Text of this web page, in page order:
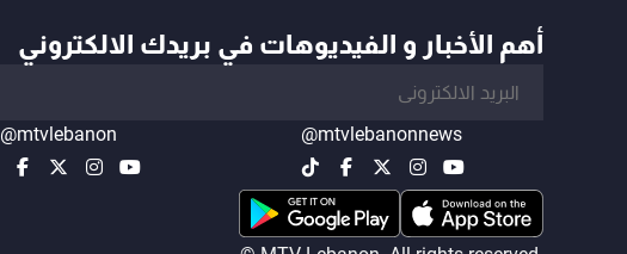
أهم الأخبار و الفيديوهات في بريدك الالكتروني
@mtvlebanonnews
@mtvlebanon